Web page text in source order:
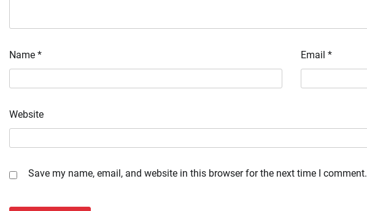
Name * Email *
Website
Save my name, email, and website in this browser for the next time I comment.